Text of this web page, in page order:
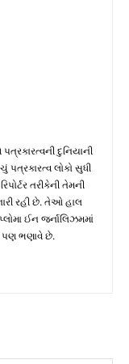
દુનિયાની
લોકો સુધી
તરીકેની તેમની
રહી છે. તેઓ હાલ
ઈન જર્નાલિઝમમાં
પણ ભણાવે છે.